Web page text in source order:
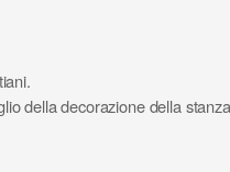
della decorazione della